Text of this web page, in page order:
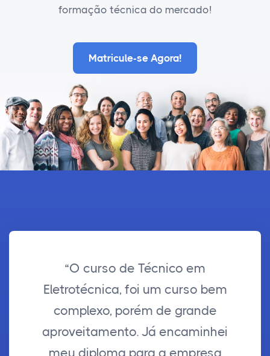
formação técnica do mercado!
Matricule-se Agora!
“O curso de Técnico em
Eletrotécnica, foi um curso bem
complexo, porém de grande
aproveitamento. Já encaminhei
meu diploma para a empresa